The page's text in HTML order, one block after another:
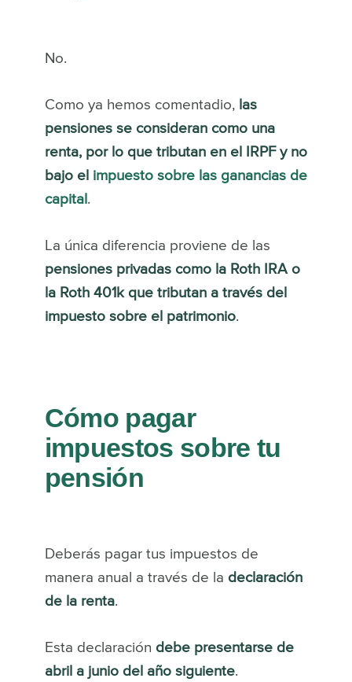
No.
Como ya hemos comentadio, las
pensiones se consideran como una
renta, por lo que tributan en el IRPF y no
bajo el impuesto sobre las ganancias de
capital .
La única diferencia proviene de las
pensiones privadas como la Roth IRA o
la Roth 401k que tributan a través del
impuesto sobre el patrimonio.
Cómo pagar
impuestos sobre tu
pensión
Deberás pagar tus impuestos de
manera anual a través de la declaración
de la renta.
Esta declaración debe presentarse de
abril a junio del año siguiente.